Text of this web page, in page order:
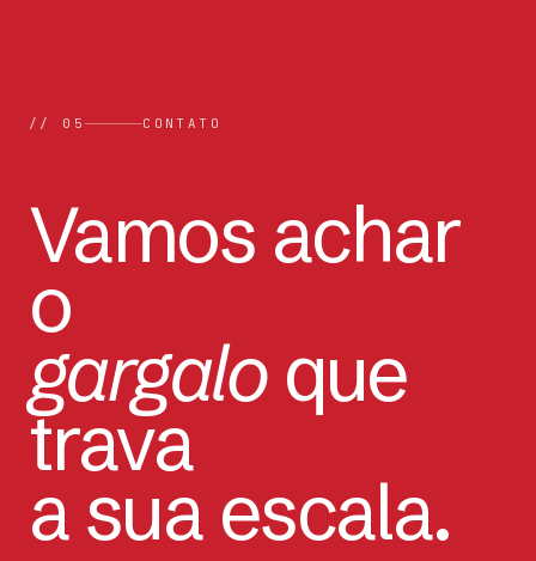
// 05 CONTATO
Vamos achar
o
gargaloque
trava
a sua escala.